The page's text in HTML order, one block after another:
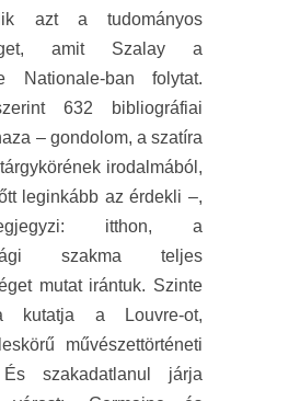
azt a tudományos
amit Szalay a
Nationale-ban folytat.
632 bibliográfiai
– gondolom, a szatíra
irodalmából,
leginkább az érdekli –,
itthon, a
szakma teljes
mutat irántuk. Szinte
kutatja a Louvre-ot,
művészettörténeti
És szakadatlanul járja